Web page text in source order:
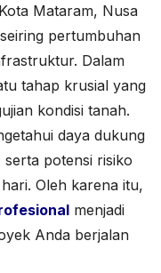
Mataram, Nusa
pertumbuhan
Dalam
tahap krusial yang
kondisi tanah.
daya dukung
potensi risiko
Oleh karena itu,
menjadi
Anda berjalan